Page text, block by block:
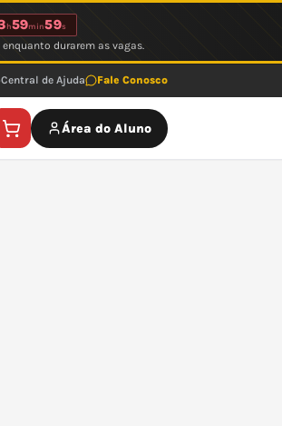
h59min59s
durarem as vagas.
Central de Ajuda Fale Conosco
Área do Aluno